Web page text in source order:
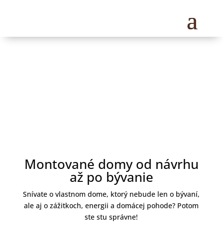
Montované domy od návrhu
až po bývanie
Snívate o vlastnom dome, ktorý nebude len o bývaní,
ale aj o zážitkoch, energii a domácej pohode? Potom
ste stu správne!